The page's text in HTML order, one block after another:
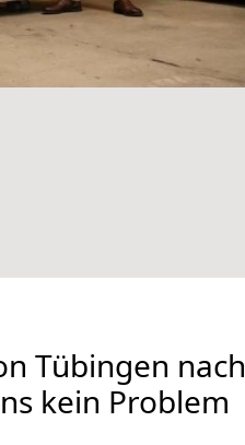
Tübingen nach
kein Problem